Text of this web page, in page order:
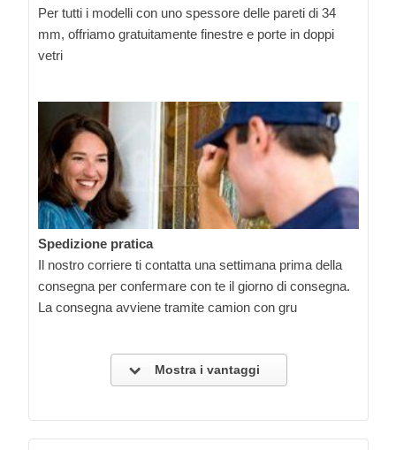
Per tutti i modelli con uno spessore delle pareti di 34
mm, offriamo gratuitamente finestre e porte in doppi
vetri
Spedizione pratica
Il nostro corriere ti contatta una settimana prima della
consegna per confermare con te il giorno di consegna.
La consegna avviene tramite camion con gru
Mostra i vantaggi